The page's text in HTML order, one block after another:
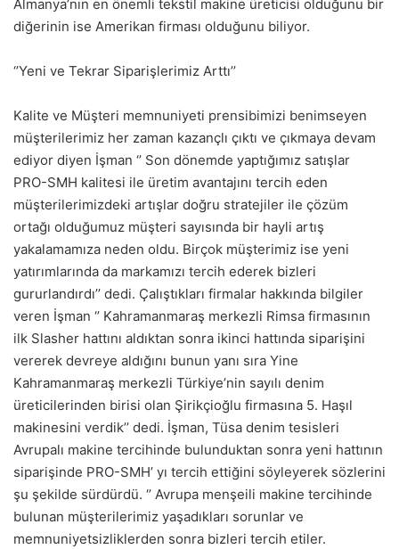
Almanya’nın en önemli tekstil makine üreticisi olduğunu bir
diğerinin ise Amerikan firması olduğunu biliyor.
‘’Yeni ve Tekrar Siparişlerimiz Arttı’’
Kalite ve Müşteri memnuniyeti prensibimizi benimseyen
müşterilerimiz her zaman kazançlı çıktı ve çıkmaya devam
ediyor diyen İşman ‘’ Son dönemde yaptığımız satışlar
PRO-SMH kalitesi ile üretim avantajını tercih eden
müşterilerimizdeki artışlar doğru stratejiler ile çözüm
ortağı olduğumuz müşteri sayısında bir hayli artış
yakalamamıza neden oldu. Birçok müşterimiz ise yeni
yatırımlarında da markamızı tercih ederek bizleri
gururlandırdı’’ dedi. Çalıştıkları firmalar hakkında bilgiler
veren İşman ‘’ Kahramanmaraş merkezli Rimsa firmasının
ilk Slasher hattını aldıktan sonra ikinci hattında siparişini
vererek devreye aldığını bunun yanı sıra Yine
Kahramanmaraş merkezli Türkiye’nin sayılı denim
üreticilerinden birisi olan Şirikçioğlu firmasına 5. Haşıl
makinesini verdik’’ dedi. İşman, Tüsa denim tesisleri
Avrupalı makine tercihinde bulunduktan sonra yeni hattının
siparişinde PRO-SMH’ yı tercih ettiğini söyleyerek sözlerini
şu şekilde sürdürdü. ‘’ Avrupa menşeili makine tercihinde
bulunan müşterilerimiz yaşadıkları sorunlar ve
memnuniyetsizliklerden sonra bizleri tercih etiler.